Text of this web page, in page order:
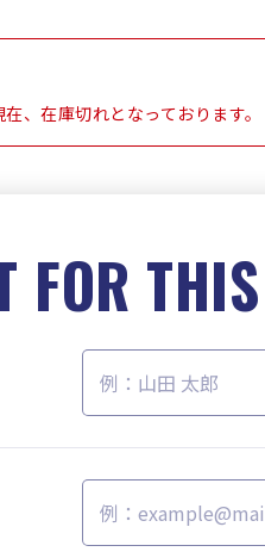
、在庫切れとなっております。
FOR